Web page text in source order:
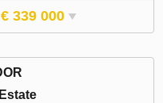
€ 339 000